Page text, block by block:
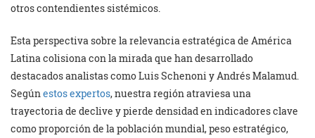
otros contendientes sistémicos.
Esta perspectiva sobre la relevancia estratégica de América
Latina colisiona con la mirada que han desarrollado
destacados analistas como Luis Schenoni y Andrés Malamud.
Según estos expertos, nuestra región atraviesa una
trayectoria de declive y pierde densidad en indicadores clave
como proporción de la población mundial, peso estratégico,